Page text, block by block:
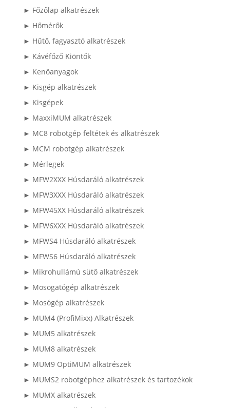
► Főzőlap alkatrészek
► Hőmérők
► Hűtő, fagyasztó alkatrészek
► Kávéfőző Kiöntők
► Kenőanyagok
► Kisgép alkatrészek
► Kisgépek
► MaxxiMUM alkatrészek
► MC8 robotgép feltétek és alkatrészek
► MCM robotgép alkatrészek
► Mérlegek
► MFW2XXX Húsdaráló alkatrészek
► MFW3XXX Húsdaráló alkatrészek
► MFW45XX Húsdaráló alkatrészek
► MFW6XXX Húsdaráló alkatrészek
► MFWS4 Húsdaráló alkatrészek
► MFWS6 Húsdaráló alkatrészek
► Mikrohullámú sütő alkatrészek
► Mosogatógép alkatrészek
► Mosógép alkatrészek
► MUM4 (ProfiMixx) Alkatrészek
► MUM5 alkatrészek
► MUM8 alkatrészek
► MUM9 OptiMUM alkatrészek
► MUMS2 robotgéphez alkatrészek és tartozékok
► MUMX alkatrészek